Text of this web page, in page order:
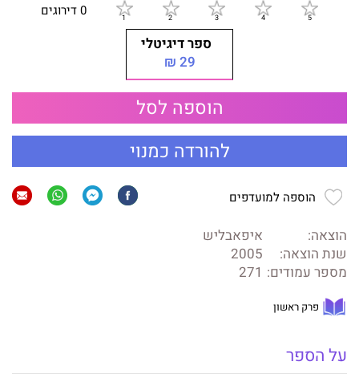
0 דירוגים
ספר דיגיטלי
29 ₪
הוספה לסל
להורדה כמנוי
הוספה למועדפים
הוצאה:
איפאבליש
שנת הוצאה:
2005
מספר עמודים: 271
פרק ראשון
על הספר